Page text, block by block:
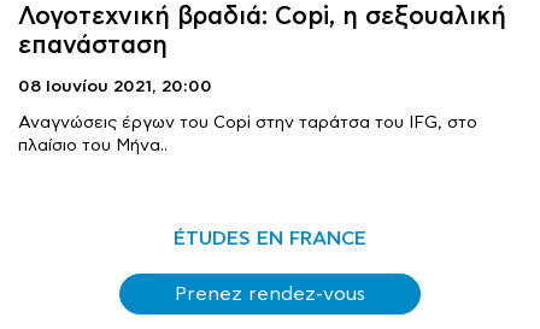
Λογοτεχνική βραδιά: Copi, η σεξουαλική
επανάσταση
08 Ιουνίου 2021, 20:00
Αναγνώσεις έργων του Copi στην ταράτσα του IFG, στο
πλαίσιο του Μήνα..
ÉTUDES EN FRANCE
Prenez rendez-vous